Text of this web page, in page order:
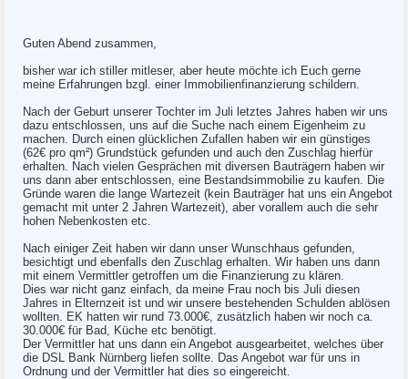
Guten Abend zusammen,
bisher war ich stiller mitleser, aber heute möchte ich Euch gerne
meine Erfahrungen bzgl. einer Immobilienfinanzierung schildern.
Nach der Geburt unserer Tochter im Juli letztes Jahres haben wir uns
dazu entschlossen, uns auf die Suche nach einem Eigenheim zu
machen. Durch einen glücklichen Zufallen haben wir ein günstiges
(62€ pro qm²) Grundstück gefunden und auch den Zuschlag hierfür
erhalten. Nach vielen Gesprächen mit diversen Bauträgern haben wir
uns dann aber entschlossen, eine Bestandsimmobilie zu kaufen. Die
Gründe waren die lange Wartezeit (kein Bauträger hat uns ein Angebot
gemacht mit unter 2 Jahren Wartezeit), aber vorallem auch die sehr
hohen Nebenkosten etc.
Nach einiger Zeit haben wir dann unser Wunschhaus gefunden,
besichtigt und ebenfalls den Zuschlag erhalten. Wir haben uns dann
mit einem Vermittler getroffen um die Finanzierung zu klären.
Dies war nicht ganz einfach, da meine Frau noch bis Juli diesen
Jahres in Elternzeit ist und wir unsere bestehenden Schulden ablösen
wollten. EK hatten wir rund 73.000€, zusätzlich haben wir noch ca.
30.000€ für Bad, Küche etc benötigt.
Der Vermittler hat uns dann ein Angebot ausgearbeitet, welches über
die DSL Bank Nürnberg liefen sollte. Das Angebot war für uns in
Ordnung und der Vermittler hat dies so eingereicht.